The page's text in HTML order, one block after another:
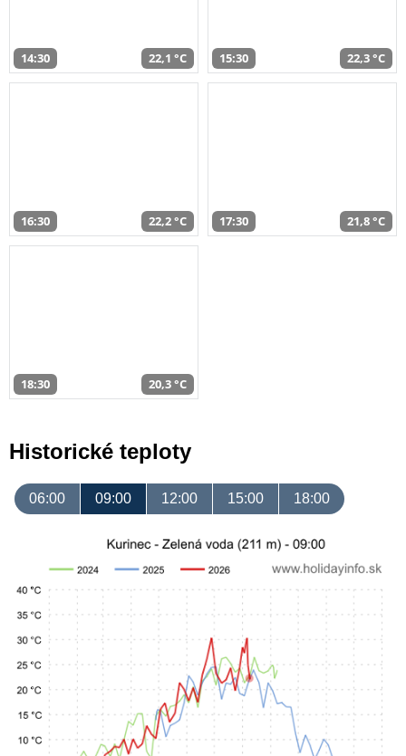
14:30 22,1 °C 15:30 22,3 °C
16:30 22,2 °C 17:30 21,8 °C
18:30 20,3 °C
Historické teploty
06:00 09:00 12:00 15:00 18:00